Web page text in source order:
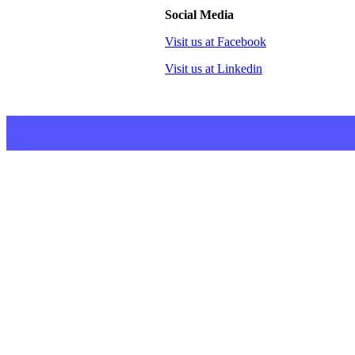
Social Media
Visit us at Facebook
Visit us at Linkedin